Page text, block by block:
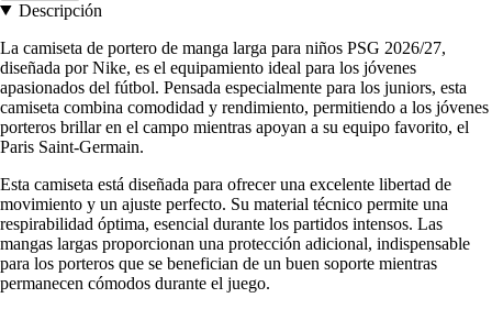
Descripción
La camiseta de portero de manga larga para niños PSG 2026/27,
diseñada por Nike, es el equipamiento ideal para los jóvenes
apasionados del fútbol. Pensada especialmente para los juniors, esta
camiseta combina comodidad y rendimiento, permitiendo a los jóvenes
porteros brillar en el campo mientras apoyan a su equipo favorito, el
Paris Saint-Germain.
Esta camiseta está diseñada para ofrecer una excelente libertad de
movimiento y un ajuste perfecto. Su material técnico permite una
respirabilidad óptima, esencial durante los partidos intensos. Las
mangas largas proporcionan una protección adicional, indispensable
para los porteros que se benefician de un buen soporte mientras
permanecen cómodos durante el juego.